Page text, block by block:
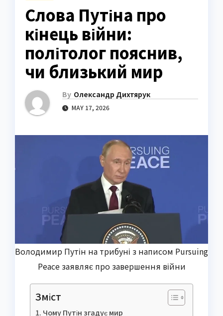
Слова Путіна про
кінець війни:
політолог пояснив,
чи близький мир
By Олександр Дихтярук
MAY 17, 2026
Володимир Путін на трибуні з написом Pursuing
Peace заявляє про завершення війни
Зміст
Чому Путін згадує мир